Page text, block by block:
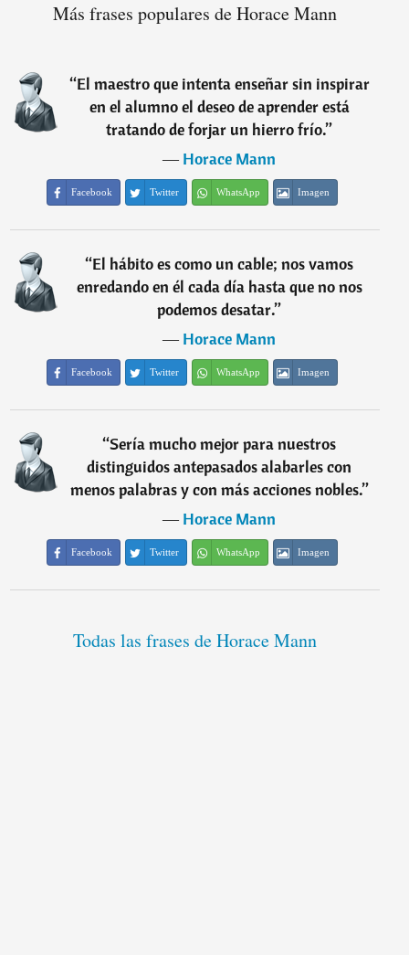
Más frases populares de Horace Mann
“El maestro que intenta enseñar sin inspirar
en el alumno el deseo de aprender está
tratando de forjar un hierro frío.”
―Horace Mann
Facebook Twitter WhatsApp Imagen
“El hábito es como un cable; nos vamos
enredando en él cada día hasta que no nos
podemos desatar.”
―Horace Mann
Facebook Twitter WhatsApp Imagen
“Sería mucho mejor para nuestros
distinguidos antepasados alabarles con
menos palabras y con más acciones nobles.”
―Horace Mann
Facebook Twitter WhatsApp Imagen
Todas las frases de Horace Mann